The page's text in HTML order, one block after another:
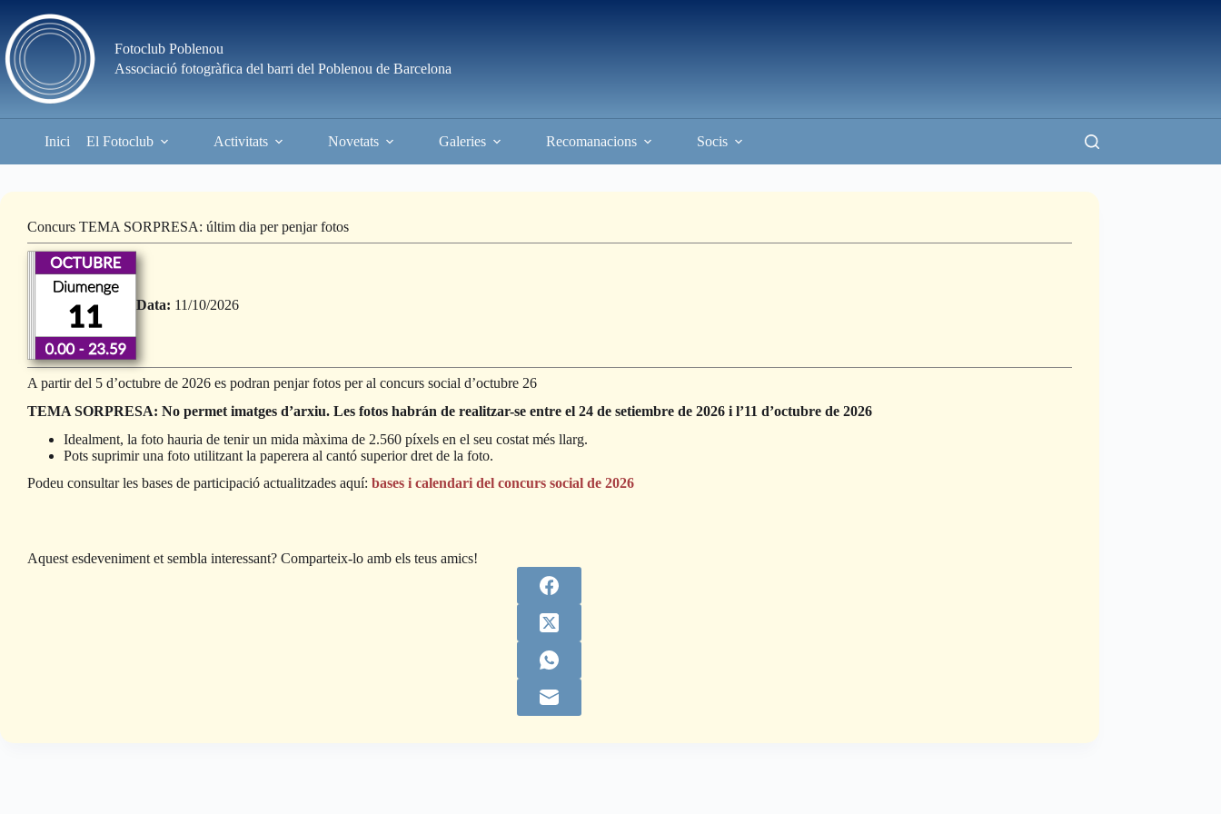
content
Fotoclub Poblenou
Associació fotogràfica del barri del Poblenou de Barcelona
Inici El Fotoclub Activitats Novetats Galeries Recomanacions Socis
Concurs TEMA SORPRESA: últim dia per penjar fotos
Data: 11/10/2026
A partir del 5 d’octubre de 2026 es podran penjar fotos per al concurs social d’octubre 26
TEMA SORPRESA: No permet imatges d’arxiu. Les fotos habrán de realitzar-se entre el 24 de setiembre de 2026 i l’11 d’octubre de 2026
Idealment, la foto hauria de tenir un mida màxima de 2.560 píxels en el seu costat més llarg.
Pots suprimir una foto utilitzant la paperera al cantó superior dret de la foto.
Podeu consultar les bases de participació actualitzades aquí: bases i calendari del concurs social de 2026
Aquest esdeveniment et sembla interessant? Comparteix-lo amb els teus amics!